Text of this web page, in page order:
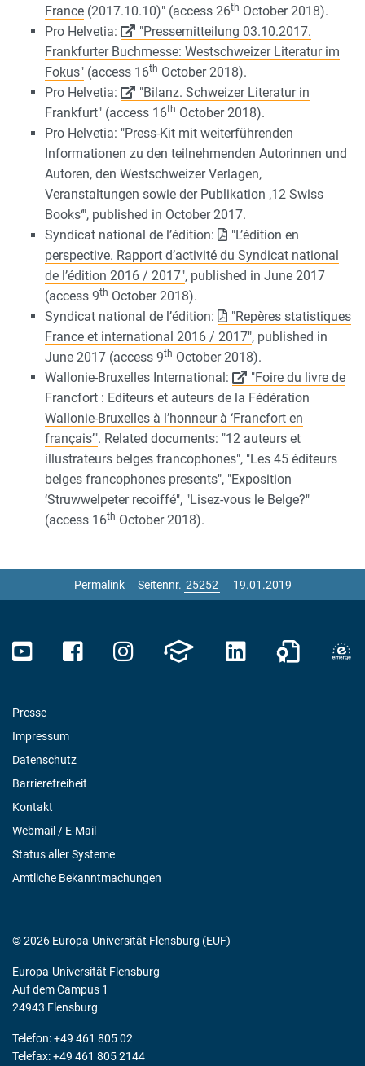
France (2017.10.10)" (access 26th October 2018).
Pro Helvetia:
"Pressemitteilung 03.10.2017.
Frankfurter Buchmesse: Westschweizer Literatur im
Fokus" (access 16th October 2018).
Pro Helvetia:
"Bilanz. Schweizer Literatur in
Frankfurt" (access 16th October 2018).
Pro Helvetia: "Press-Kit mit weiterführenden
Informationen zu den teilnehmenden Autorinnen und
Autoren, den Westschweizer Verlagen,
Veranstaltungen sowie der Publikation ‚12 Swiss
Books‘", published in October 2017.
Syndicat national de l’édition:
"L’édition en
perspective. Rapport d’activité du Syndicat national
de l’édition 2016 / 2017", published in June 2017
(access 9th October 2018).
Syndicat national de l’édition:
"Repères statistiques
France et international 2016 / 2017", published in
June 2017 (access 9th October 2018).
Wallonie-Bruxelles International:
"Foire du livre de
Francfort : Editeurs et auteurs de la Fédération
Wallonie-Bruxelles à l’honneur à ‘Francfort en
français’". Related documents: "12 auteurs et
illustrateurs belges francophones", "Les 45 éditeurs
belges francophones presents", "Exposition
‘Struwwelpeter recoiffé", "Lisez-vous le Belge?"
(access 16th October 2018).
Permalink Seitennr. 19.01.2019
Presse
Impressum
Datenschutz
Barrierefreiheit
Kontakt
Webmail / E-Mail
Status aller Systeme
Amtliche Bekanntmachungen
© 2026 Europa-Universität Flensburg (EUF)
Europa-Universität Flensburg
Auf dem Campus 1
24943 Flensburg
Telefon: +49 461 805 02
Telefax: +49 461 805 2144